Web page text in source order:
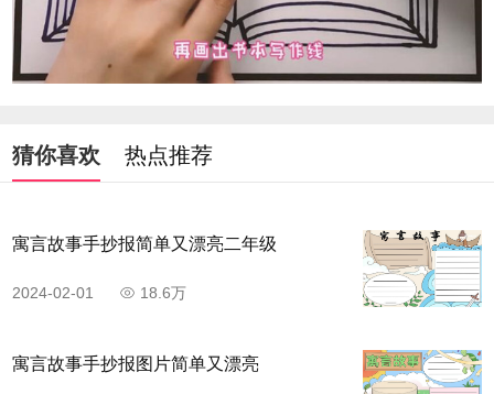
猜你喜欢 热点推荐
寓言故事手抄报简单又漂亮二年级
2024-02-01 18.6万
寓言故事手抄报图片简单又漂亮